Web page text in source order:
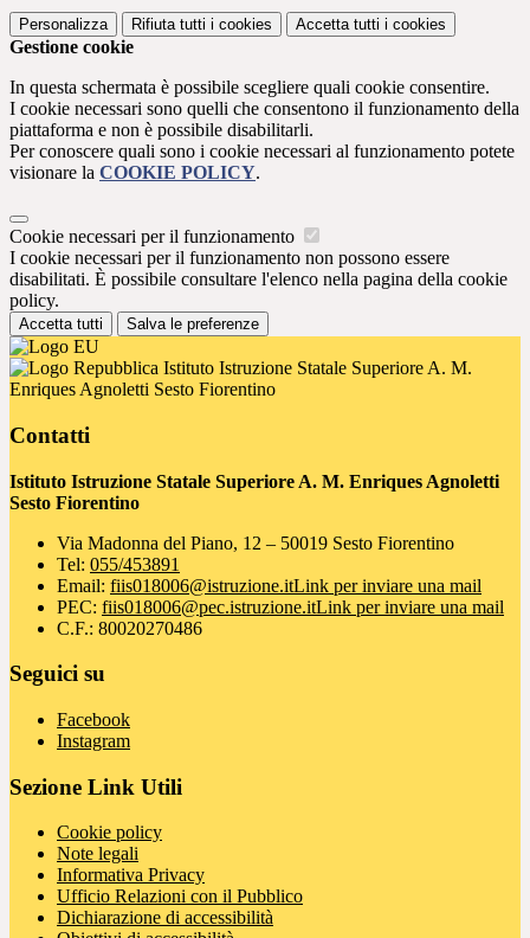
Personalizza Rifiuta tutti i cookies Accetta tutti i cookies
Gestione cookie
In questa schermata è possibile scegliere quali cookie consentire.
I cookie necessari sono quelli che consentono il funzionamento della
piattaforma e non è possibile disabilitarli.
Per conoscere quali sono i cookie necessari al funzionamento potete
visionare la COOKIE POLICY.
Cookie necessari per il funzionamento
I cookie necessari per il funzionamento non possono essere
disabilitati. È possibile consultare l'elenco nella pagina della cookie
policy.
Accetta tutti Salva le preferenze
Istituto Istruzione Statale Superiore A. M.
Enriques Agnoletti Sesto Fiorentino
Contatti
Istituto Istruzione Statale Superiore A. M. Enriques Agnoletti
Sesto Fiorentino
Via Madonna del Piano, 12 – 50019 Sesto Fiorentino
Tel: 055/453891
Email: fiis018006@istruzione.itLink per inviare una mail
PEC: fiis018006@pec.istruzione.itLink per inviare una mail
C.F.: 80020270486
Seguici su
Facebook
Instagram
Sezione Link Utili
Cookie policy
Note legali
Informativa Privacy
Ufficio Relazioni con il Pubblico
Dichiarazione di accessibilità